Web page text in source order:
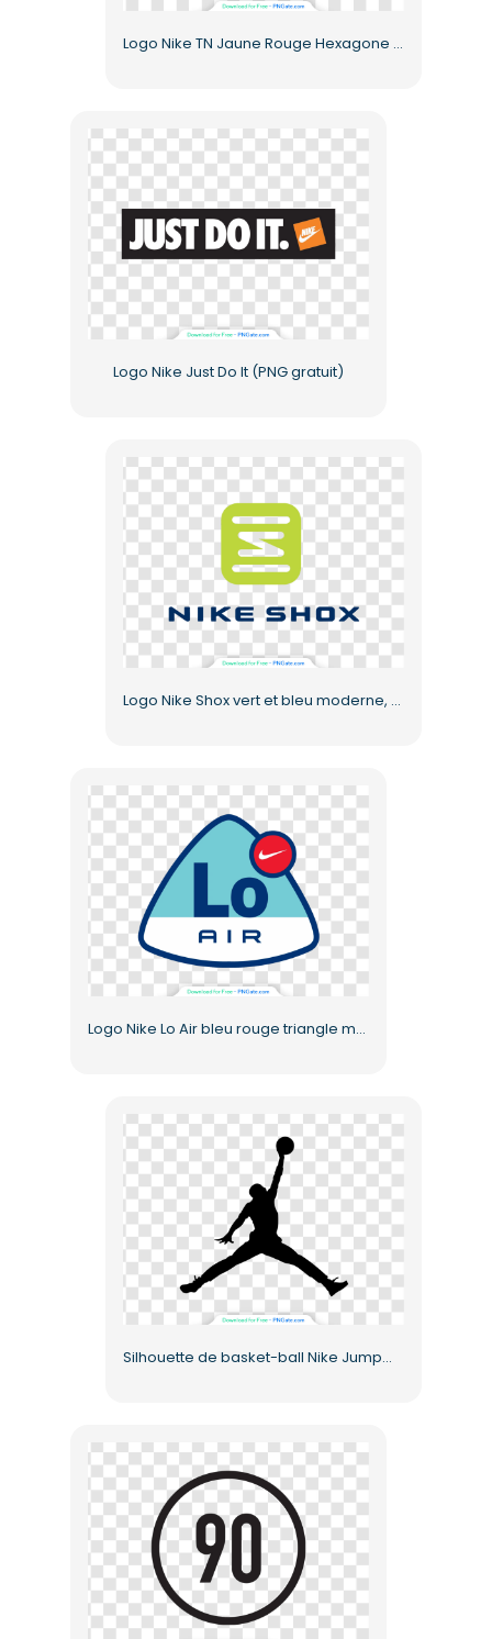
Logo Nike TN Jaune Rouge Hexagone Design PNG gratuit
Logo Nike Just Do It (PNG gratuit)
Logo Nike Shox vert et bleu moderne, design gratuit au format PNG
Logo Nike Lo Air bleu rouge triangle marque PNG gratuit
Silhouette de basket-ball Nike Jumpman noire, PNG gratuit